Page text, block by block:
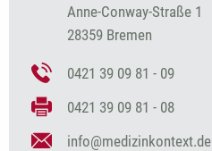
Anne-Conway-Straße 1
28359 Bremen
0421 39 09 81 - 09
0421 39 09 81 - 08
info@medizinkontext.de